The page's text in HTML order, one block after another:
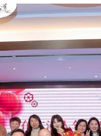
晚高峰 情況危急
被捕
正在毀掉很多老